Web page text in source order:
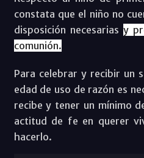
constata que el niño no
disposición necesarias y
comunión.
Para celebrar y recibir un
edad de uso de razón es
recibe y tener un mínimo
actitud de fe en querer
hacerlo.